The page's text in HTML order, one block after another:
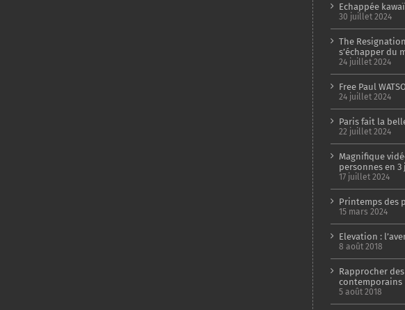
Echappée kawaï
30 juillet 2024
The
s’échapper du
24 juillet 2024
Free Paul
24 juillet 2024
Paris fait la
22 juillet 2024
Magnifique
personnes en
17 juillet 2024
Printemps des
15 mars 2024
Elevation :
8 août 2018
Rapprocher
contemporains
5 août 2018